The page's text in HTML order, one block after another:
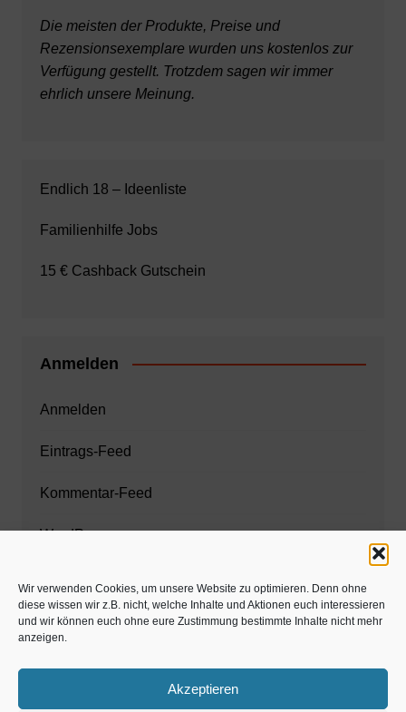
Wir verwenden Cookies, um unsere Website zu optimieren. Denn ohne
diese wissen wir z.B. nicht, welche Inhalte und Aktionen euch interessieren
und wir können euch ohne eure Zustimmung bestimmte Inhalte nicht mehr
anzeigen.
Akzeptieren
Die meisten der Produkte, Preise und
Rezensionsexemplare wurden uns kostenlos zur
Verfügung gestellt. Trotzdem sagen wir immer
ehrlich unsere Meinung.
Endlich 18 – Ideenliste
Familienhilfe Jobs
15 € Cashback Gutschein
Anmelden
Anmelden
Eintrags-Feed
Kommentar-Feed
WordPress.org
Zahnarzt München
www.estaregistrierung.org – ESTA